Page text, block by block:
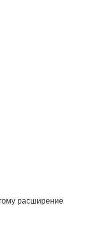
расширение